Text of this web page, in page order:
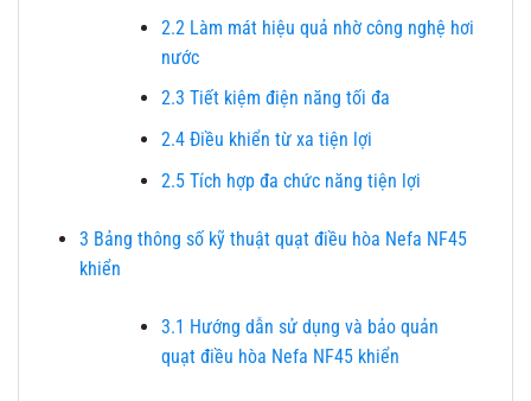
2.2Làm mát hiệu quả nhờ công nghệ hơi
nước
2.3 Tiết kiệm điện năng tối đa
2.4Điều khiển từ xa tiện lợi
2.5Tích hợp đa chức năng tiện lợi
3 Bảng thông số kỹ thuật quạt điều hòa Nefa NF45
khiển
3.1 Hướng dẫn sử dụng và bảo quản
quạt điều hòa Nefa NF45 khiển